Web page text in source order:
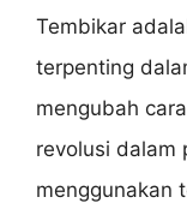
Tembikar
terpenting
mengubah
revolusi dalam
menggunakan